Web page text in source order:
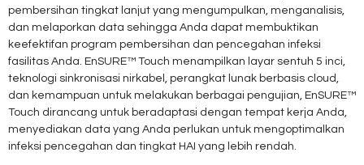
pembersihan tingkat lanjut yang mengumpulkan, menganalisis,
dan melaporkan data sehingga Anda dapat membuktikan
keefektifan program pembersihan dan pencegahan infeksi
fasilitas Anda. EnSURE™ Touch menampilkan layar sentuh 5 inci,
teknologi sinkronisasi nirkabel, perangkat lunak berbasis cloud,
dan kemampuan untuk melakukan berbagai pengujian, EnSURE™
Touch dirancang untuk beradaptasi dengan tempat kerja Anda,
menyediakan data yang Anda perlukan untuk mengoptimalkan
infeksi pencegahan dan tingkat HAI yang lebih rendah.